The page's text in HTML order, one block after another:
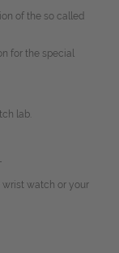
of the so called
for the special
lab.
watch or your